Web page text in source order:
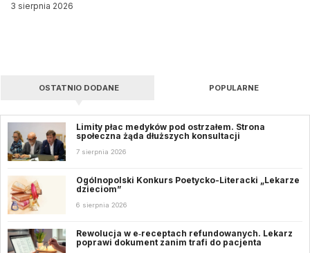
3 sierpnia 2026
OSTATNIO DODANE POPULARNE
Limity płac medyków pod ostrzałem. Strona
społeczna żąda dłuższych konsultacji
7 sierpnia 2026
Ogólnopolski Konkurs Poetycko-Literacki „Lekarze
dzieciom”
6 sierpnia 2026
Rewolucja w e‑receptach refundowanych. Lekarz
poprawi dokument zanim trafi do pacjenta